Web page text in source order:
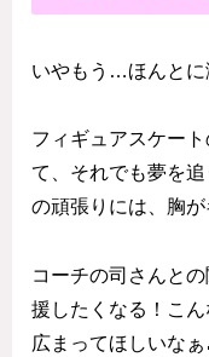
いやもう…ほんとに
フィギュアスケー
て、それでも夢を
の頑張りには、胸
コーチの司さんと
援したくなる！こ
広まってほしいなぁ